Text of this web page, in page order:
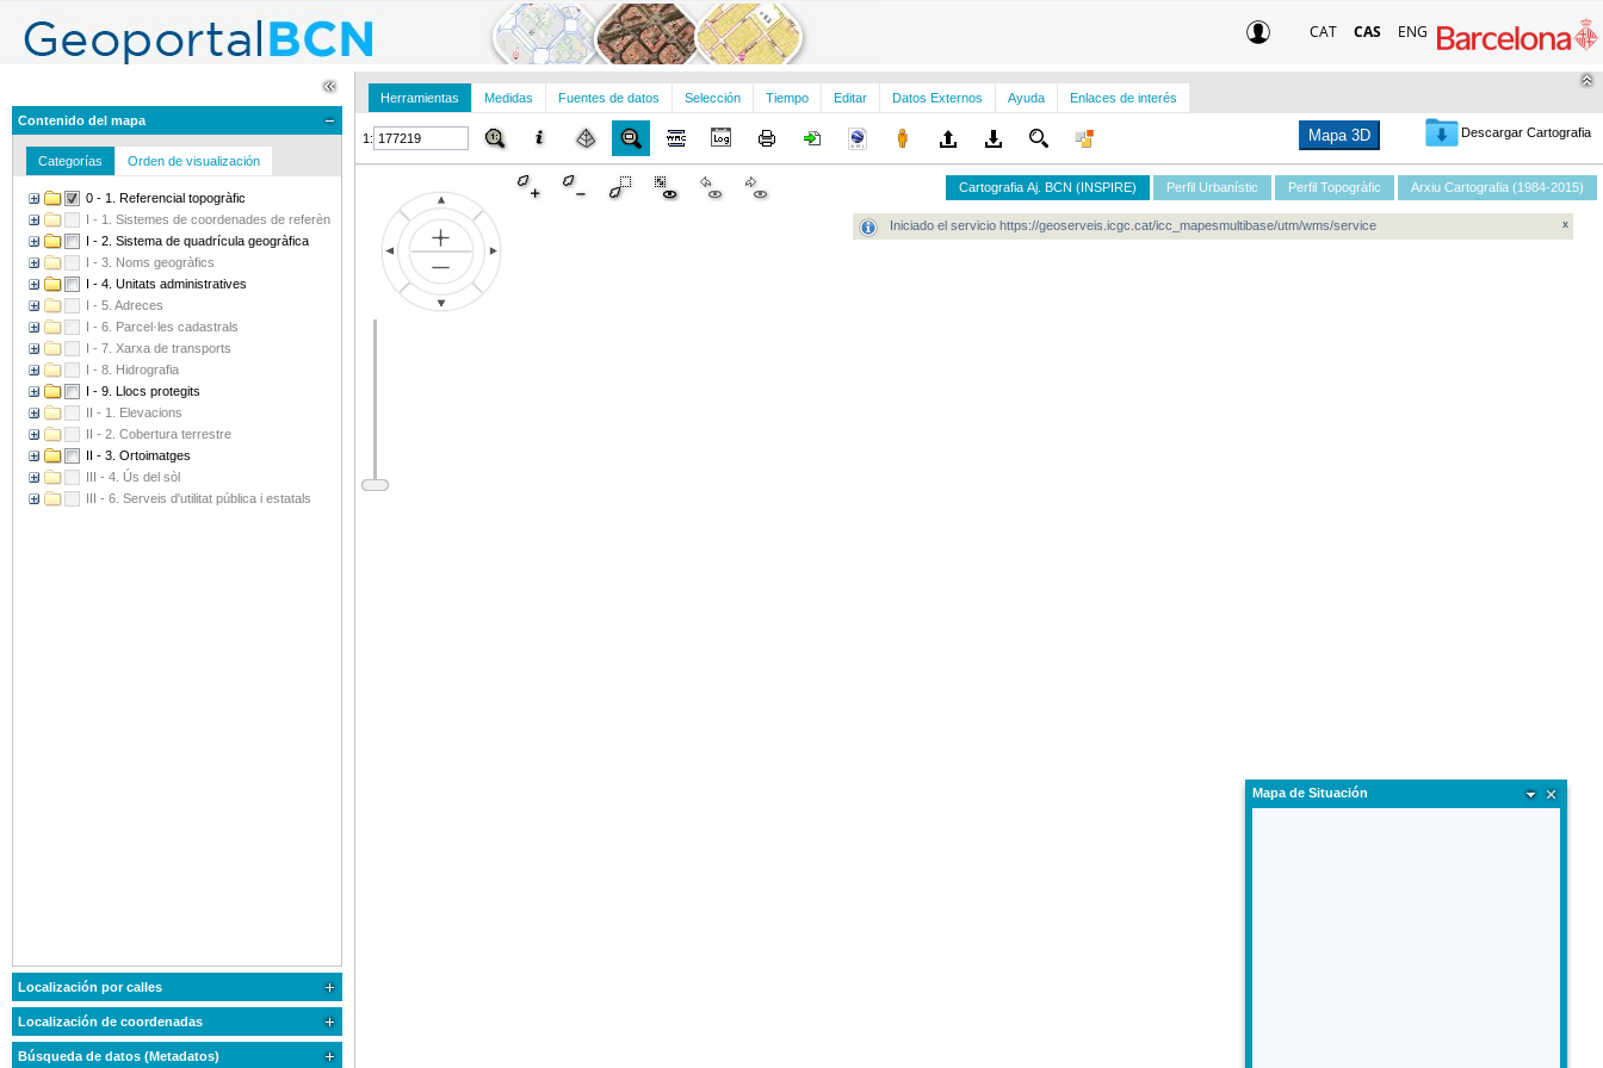
CAT CAS ENG
Herramientas Medidas Fuentes de datos Selección Tiempo Editar Datos Externos Ayuda Enlaces de interés
1: Descargar Cartografia
Mapa 3D
Arxiu Cartografia (1984-2015)
Perfil Topogràfic
Perfil Urbanístic
Cartografia Aj. BCN (INSPIRE)
x
Iniciado el servicio https://geoserveis.icgc.cat/icc_mapesmultibase/utm/wms/service
Contenido del mapa
Categorías Orden de visualización
0 - 1. Referencial topogràfic
I - 1. Sistemes de coordenades de referència
I - 2. Sistema de quadrícula geogràfica
I - 3. Noms geogràfics
I - 4. Unitats administratives
I - 5. Adreces
I - 6. Parcel·les cadastrals
I - 7. Xarxa de transports
I - 8. Hidrografia
I - 9. Llocs protegits
II - 1. Elevacions
II - 2. Cobertura terrestre
II - 3. Ortoimatges
III - 4. Ús del sòl
III - 6. Serveis d'utilitat pública i estatals
Localización por calles
Localización de coordenadas
Búsqueda de datos (Metadatos)
Mapa de Situación